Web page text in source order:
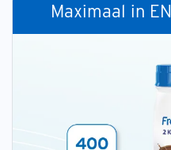
Maximaal in